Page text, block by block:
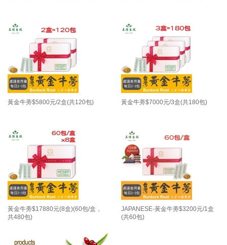
黃金牛蒡$5800元/2盒(共120包) 黃金牛蒡$7000元/3盒(共180包)
黃金牛蒡$17880元(8盒)(60包/盒，
共480包)
JAPANESE-黃金牛蒡$3200元/1盒
(共60包)